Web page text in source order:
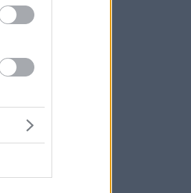
Juli 2015
Juni 2015
März 2015
Februar 2015
Oktober 2014
2014